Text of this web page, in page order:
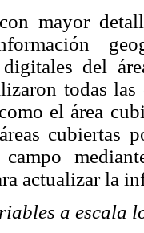
mayor
del
todas
el área
cubiertas
actualizar la
a escala